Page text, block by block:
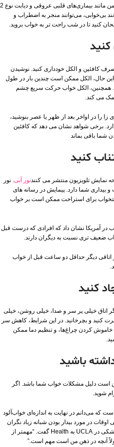
کیفیت پایین خواب خطر ابتلا به بیماری‌های مزمن مانند بیماری‌های قلبی عروقی و دیابت نوع 2
بی‌خوابی، می‌توانند منجر به اضطراب و
کنید تا در شب راحت تر به خواب بروید.
کنید
کافئین و الکل خودداری کنید. نوشیدن
حال، الکل ممکن است چندین بار در طول
همچنین، الکل خواب حرکت سریع چشم
زا را در اواخر بعد از ظهر یا عصر بنوشید،
برخی شواهد نشان می دهد که کافئین
باقی بماند
کنید
نمایش تلویزیون منتشر می کنندنور آبی. نور
و بیداری شما دارد. پیمایش در رسانه های
رختخواب برای استراحت ممکن است بر خواب
در آمریکا نشان داد که افرادی که درست قبل
ضعیف تری نسبت به دیگران دارند.
دیگر حداقل دو ساعت قبل از خواب
کنید
اتاق خیلی پر سر و صدا، خیلی روشن، خیلی
و بچرخانید. در این شرایط، کاهش سر
کردن چراغ‌ها، و تنظیم دما ممکن
باشید
است دلیل مشکلات خواب شما باشد. اگر
شوید.
که می‌دانم در نهایت به اندازه‌ای خواب‌آلود
در مورد بیدار بودن شبانه زیاد نگران
نمی‌شوم.”جنیفر ال. مارتین، دکترا استادیار پزشکی در UCLA به Health گفت. “مهمتر از
آنچه در ذهن من است مهم است.”